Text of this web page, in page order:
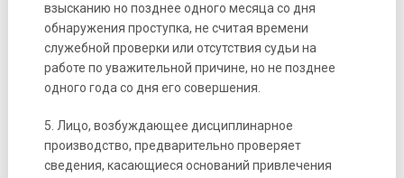
взысканию но позднее одного месяца со дня
обнаружения проступка, не считая времени
служебной проверки или отсутствия судьи на
работе по уважительной причине, но не позднее
одного года со дня его совершения.
5. Лицо, возбуждающее дисциплинарное
производство, предварительно проверяет
сведения, касающиеся оснований привлечения